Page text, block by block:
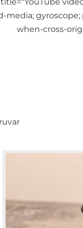
media;
when-cross-